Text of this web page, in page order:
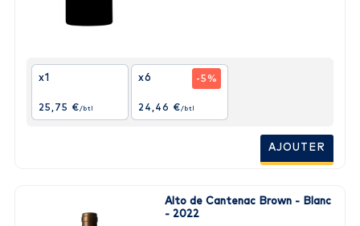
x1
25,75 €/btl
x6 -5%
24,46 €/btl
AJOUTER
Alto de Cantenac Brown - Blanc
- 2022